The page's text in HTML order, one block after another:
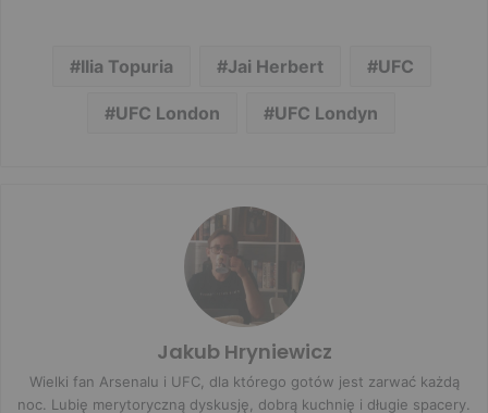
Ilia Topuria Jai Herbert UFC
UFC London UFC Londyn
Jakub Hryniewicz
Wielki fan Arsenalu i UFC, dla którego gotów jest zarwać każdą
noc. Lubię merytoryczną dyskusję, dobrą kuchnię i długie spacery.